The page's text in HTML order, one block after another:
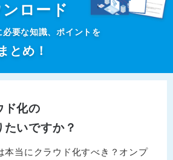
ロード
要な知識、ポイントを
とめ！
ド化の
いですか？
本当にクラウド化すべき？オンプ